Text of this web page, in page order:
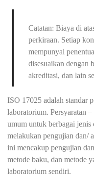
Catatan: Biaya di
perkiraan. Setiap
mempunyai
disesuaikan dengan
akreditasi, dan lain
ISO 17025 adalah standar
laboratorium. Persyaratan
umum untuk berbagai jenis
melakukan pengujian dan/
ini mencakup pengujian
metode baku, dan metode
laboratorium sendiri.